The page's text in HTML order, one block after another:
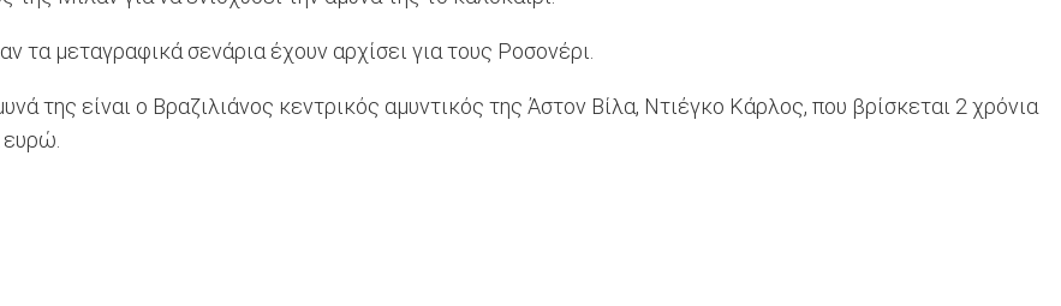
τα μεταγραφικά σενάρια έχουν αρχίσει για τους Ροσονέρι.
της είναι ο Βραζιλιάνος κεντρικός αμυντικός της Άστον Βίλα, Ντιέγκο Κάρλος, που βρίσκεται 2 χρόνια
ευρώ.